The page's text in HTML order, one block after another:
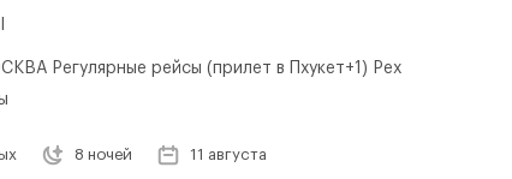
Регулярные рейсы (прилет в Пхукет+1) Pex
8 ночей 11 августа